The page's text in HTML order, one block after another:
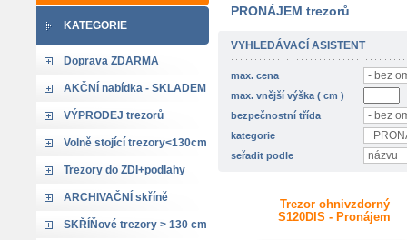
KATEGORIE
Doprava ZDARMA
AKČNÍ nabídka - SKLADEM
VÝPRODEJ trezorů
Volně stojící trezory<130cm
Trezory do ZDI+podlahy
ARCHIVAČNÍ skříně
SKŘÍŇové trezory > 130 cm
PRONÁJEM trezorů
VYHLEDÁVACÍ ASISTENT
max. cena
max. vnější výška ( cm )
bezpečnostní třída
kategorie
seřadit podle
Trezor ohnivzdorný
S120DIS - Pronájem